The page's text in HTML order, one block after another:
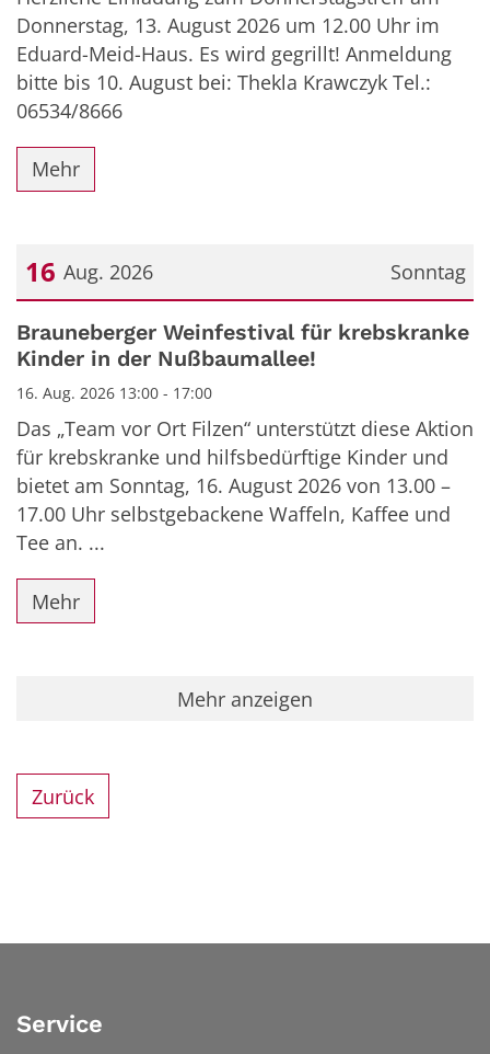
Donnerstag, 13. August 2026 um 12.00 Uhr im
Eduard-Meid-Haus. Es wird gegrillt! Anmeldung
bitte bis 10. August bei: Thekla Krawczyk Tel.:
06534/8666
Mehr
Sonntag
16 Aug. 2026
Datum: 16. August 2026
Brauneberger Weinfestival für krebskranke
Kinder in der Nußbaumallee!
16. Aug. 2026 13:00 - 17:00
Das „Team vor Ort Filzen“ unterstützt diese Aktion
für krebskranke und hilfsbedürftige Kinder und
bietet am Sonntag, 16. August 2026 von 13.00 –
17.00 Uhr selbstgebackene Waffeln, Kaffee und
Tee an. ...
Mehr
Mehr anzeigen
Zurück
Service